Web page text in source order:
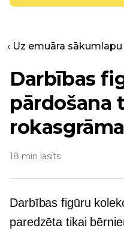
‹ Uz emuāra sākumlapu
Darbības
pārdošana
18 min lasīts
Darbības figūru
paredzēta tikai